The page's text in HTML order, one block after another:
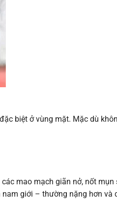
biệt ở vùng mặt. Mặc dù
mao mạch giãn nở, nốt
giới – thường nặng hơn và